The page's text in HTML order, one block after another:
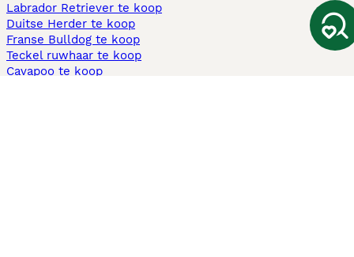
Labrador Retriever te koop
Duitse Herder te koop
Franse Bulldog te koop
Teckel ruwhaar te koop
Cavapoo te koop